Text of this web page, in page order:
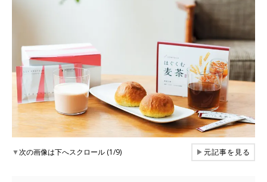
▼次の画像は下へスクロール (1/9) ▶元記事を見る